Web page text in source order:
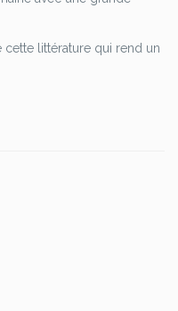
cette littérature qui rend un